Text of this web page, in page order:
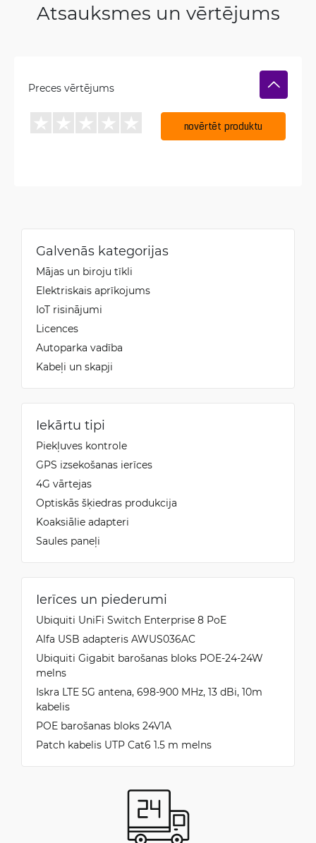
Atsauksmes un vērtējums
Preces vērtējums
novērtēt produktu
Galvenās kategorijas
Mājas un biroju tīkli
Elektriskais aprīkojums
IoT risinājumi
Licences
Autoparka vadība
Kabeļi un skapji
Iekārtu tipi
Piekļuves kontrole
GPS izsekošanas ierīces
4G vārtejas
Optiskās šķiedras produkcija
Koaksiālie adapteri
Saules paneļi
Ierīces un piederumi
Ubiquiti UniFi Switch Enterprise 8 PoE
Alfa USB adapteris AWUS036AC
Ubiquiti Gigabit barošanas bloks POE-24-24W
melns
Iskra LTE 5G antena, 698-900 MHz, 13 dBi, 10m
kabelis
POE barošanas bloks 24V1A
Patch kabelis UTP Cat6 1.5 m melns